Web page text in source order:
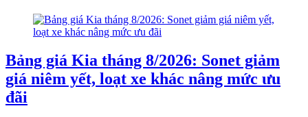
Bảng giá Kia tháng 8/2026: Sonet giảm
giá niêm yết, loạt xe khác nâng mức ưu
đãi